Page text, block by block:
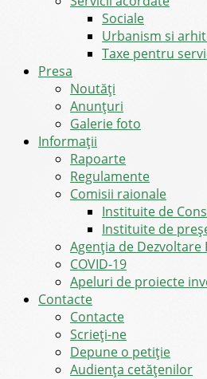
Sociale
Urbanism si
Taxe pentru
Presa
Noutăţi
Anunţuri
Galerie foto
Informații
Rapoarte
Regulamente
Comisii raionale
Instituite de
Instituite de
Agenția de Dezvoltare
COVID-19
Apeluri de proiecte
Contacte
Contacte
Scrieți-ne
Depune o petiție
Audiența cetățenilor